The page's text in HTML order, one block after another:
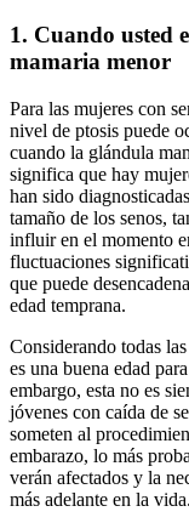
1. Cuando usted
mamaria menor
Para las mujeres con
nivel de ptosis puede
cuando la glándula
significa que hay
han sido
tamaño de los senos,
influir en el momento
fluctuaciones
que puede
edad temprana.
Considerando todas
es una buena edad
embargo, esta no es
jóvenes con caída de
someten al
embarazo, lo más
verán afectados y la
más adelante en la vida.